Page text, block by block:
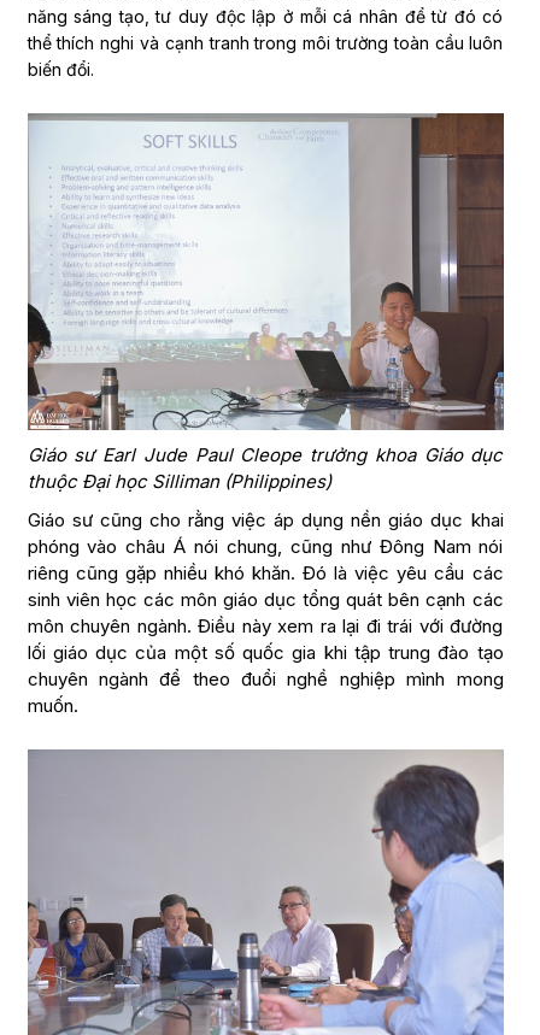
năng sáng tạo, tư duy độc lập ở mỗi cá nhân để từ đó có
thể thích nghi và cạnh tranh trong môi trường toàn cầu luôn
biến đổi.
Giáo sư Earl Jude Paul Cleope trưởng khoa Giáo dục
thuộc Đại học Silliman (Philippines)
Giáo sư cũng cho rằng việc áp dụng nền giáo dục khai
phóng vào châu Á nói chung, cũng như Đông Nam nói
riêng cũng gặp nhiều khó khăn. Đó là việc yêu cầu các
sinh viên học các môn giáo dục tổng quát bên cạnh các
môn chuyên ngành. Điều này xem ra lại đi trái với đường
lối giáo dục của một số quốc gia khi tập trung đào tạo
chuyên ngành để theo đuổi nghề nghiệp mình mong
muốn.